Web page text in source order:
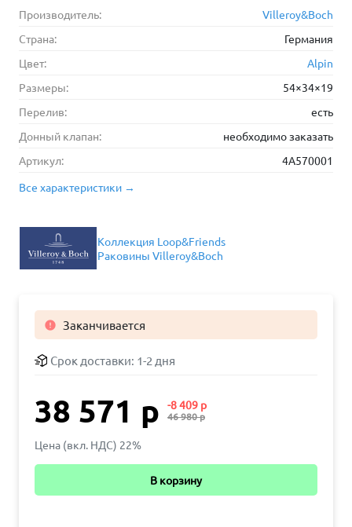
Производитель:
Villeroy&Boch
Страна:
Германия
Цвет:
Alpin
Размеры:
54×34×19
Перелив:
есть
Донный клапан:
необходимо заказать
Артикул:
4A570001
Все характеристики →
Коллекция Loop&Friends
Раковины Villeroy&Boch
 Заканчивается
Срок доставки: 1-2 дня
38 571 р -8 409 р
46 980 р
Цена (вкл. НДС) 22%
В корзину